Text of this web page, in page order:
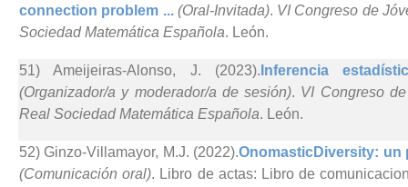
connection problem ... (Oral-Invitada). VI Congreso de
Sociedad Matemática Española. León.
51) Ameijeiras-Alonso, J. (2023). Inferencia
(Organizador/a y moderador/a de sesión). VI Congreso
Real Sociedad Matemática Española. León.
52) Ginzo-Villamayor, M.J. (2022).OnomasticDiversity: un
(Comunicación oral). Libro de actas: Libro de